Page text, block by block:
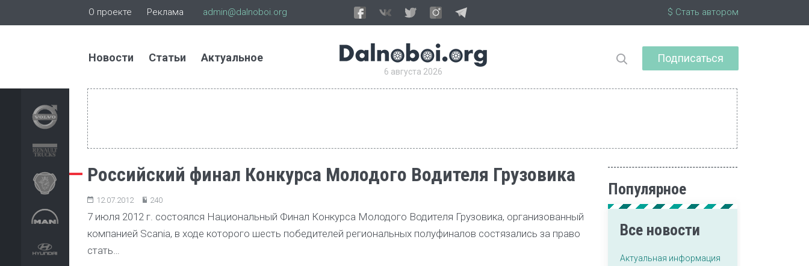
О проекте Реклама admin@dalnoboi.org $ Стать автором
Новости Статьи Актуальное
6 августа 2026
Подписаться
Российский финал Конкурса Молодого Водителя Грузовика
12.07.2012 240
7 июля 2012 г. состоялся Национальный Финал Конкурса Молодого Водителя Грузовика, организованный
компанией Scania, в ходе которого шесть победителей региональных полуфиналов состязались за право
стать…
Популярное
Все новости
Актуальная информация